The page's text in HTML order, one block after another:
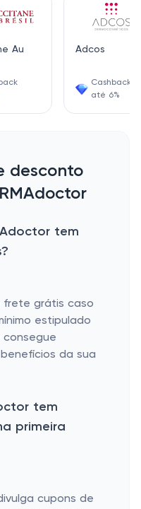
Au
Adcos
Cashback
até 6%
desconto
tem
frete grátis caso
estipulado
consegue
da sua
tem
primeira
cupons de